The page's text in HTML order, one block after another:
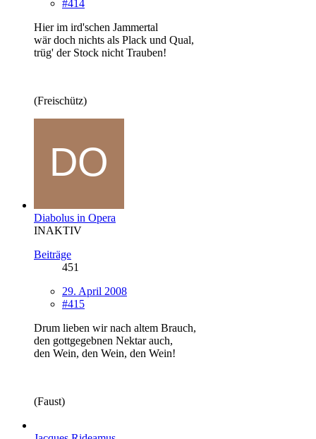
#414
Hier im ird'schen Jammertal
wär doch nichts als Plack und Qual,
trüg' der Stock nicht Trauben!
(Freischütz)
Diabolus in Opera
INAKTIV
Beiträge
451
29. April 2008
#415
Drum lieben wir nach altem Brauch,
den gottgegebnen Nektar auch,
den Wein, den Wein, den Wein!
(Faust)